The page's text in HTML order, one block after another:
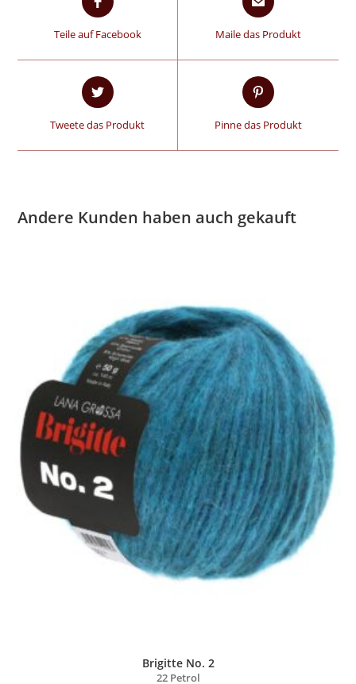
Teile auf Facebook Maile das Produkt
Tweete das Produkt Pinne das Produkt
Andere Kunden haben auch gekauft
Brigitte No. 2
22 Petrol